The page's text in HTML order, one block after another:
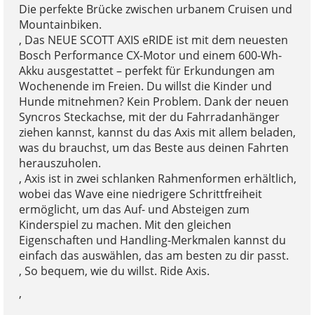
Die perfekte Brücke zwischen urbanem Cruisen und
Mountainbiken.
, Das NEUE SCOTT AXIS eRIDE ist mit dem neuesten
Bosch Performance CX-Motor und einem 600-Wh-
Akku ausgestattet – perfekt für Erkundungen am
Wochenende im Freien. Du willst die Kinder und
Hunde mitnehmen? Kein Problem. Dank der neuen
Syncros Steckachse, mit der du Fahrradanhänger
ziehen kannst, kannst du das Axis mit allem beladen,
was du brauchst, um das Beste aus deinen Fahrten
herauszuholen.
, Axis ist in zwei schlanken Rahmenformen erhältlich,
wobei das Wave eine niedrigere Schrittfreiheit
ermöglicht, um das Auf- und Absteigen zum
Kinderspiel zu machen. Mit den gleichen
Eigenschaften und Handling-Merkmalen kannst du
einfach das auswählen, das am besten zu dir passt.
, So bequem, wie du willst. Ride Axis.
,